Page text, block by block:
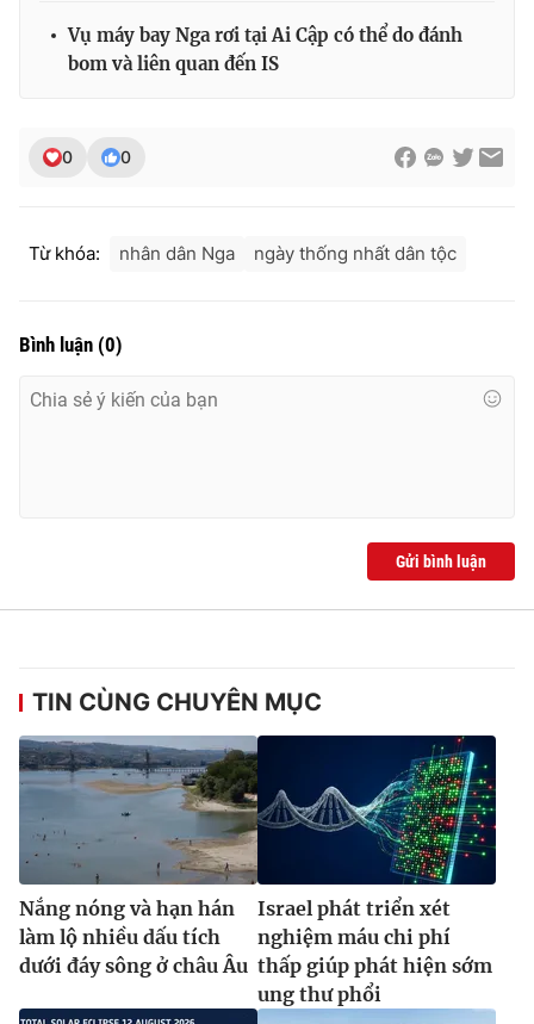
Ðiện thoại Thời báo VTV: 024.66 897 897
toasoan@vtv.vn
Vụ máy bay Nga rơi tại Ai Cập có thể do đánh
bom và liên quan đến IS
0 0
Từ khóa: nhân dân Nga ngày thống nhất dân tộc
Bình luận (0)
Gửi bình luận
TIN CÙNG CHUYÊN MỤC
Nắng nóng và hạn hán
làm lộ nhiều dấu tích
dưới đáy sông ở châu Âu
Israel phát triển xét
nghiệm máu chi phí
thấp giúp phát hiện sớm
ung thư phổi